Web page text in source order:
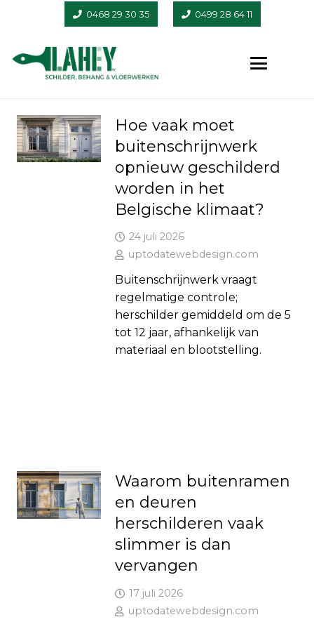
0468 29 30 35 0499 28 64 11
Hoe vaak moet
buitenschrijnwerk
opnieuw geschilderd
worden in het
Belgische klimaat?
24 juli 2026
uptodatewebdesign.com
Buitenschrijnwerk vraagt
regelmatige controle;
herschilder gemiddeld om de 5
tot 12 jaar, afhankelijk van
materiaal en blootstelling.
Waarom buitenramen
en deuren
herschilderen vaak
slimmer is dan
vervangen
17 juli 2026
uptodatewebdesign.com